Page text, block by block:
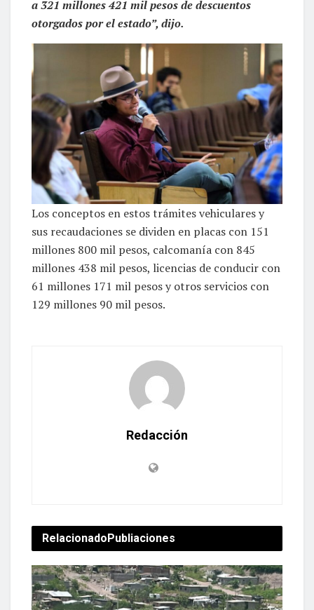
a 321 millones 421 mil pesos de descuentos
otorgados por el estado”, dijo.
Los conceptos en estos trámites vehiculares y
sus recaudaciones se dividen en placas con 151
millones 800 mil pesos, calcomanía con 845
millones 438 mil pesos, licencias de conducir con
61 millones 171 mil pesos y otros servicios con
129 millones 90 mil pesos.
Redacción
RelacionadoPubliaciones